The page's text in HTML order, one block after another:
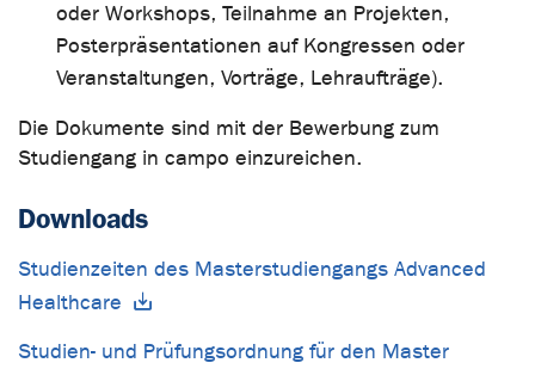
oder Workshops, Teilnahme an Projekten,
Posterpräsentationen auf Kongressen oder
Veranstaltungen, Vorträge, Lehraufträge).
Die Dokumente sind mit der Bewerbung zum
Studiengang in campo einzureichen.
Downloads
Studienzeiten des Masterstudiengangs Advanced
Healthcare
Studien- und Prüfungsordnung für den Master